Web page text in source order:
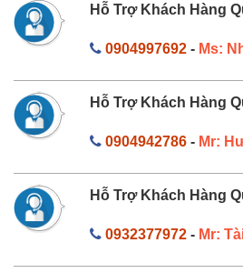
Hỗ Trợ Khách Hàng
0904997692- Ms:
Hỗ Trợ Khách Hàng
0904942786- Mr:
Hỗ Trợ Khách Hàng
0932377972- Mr: